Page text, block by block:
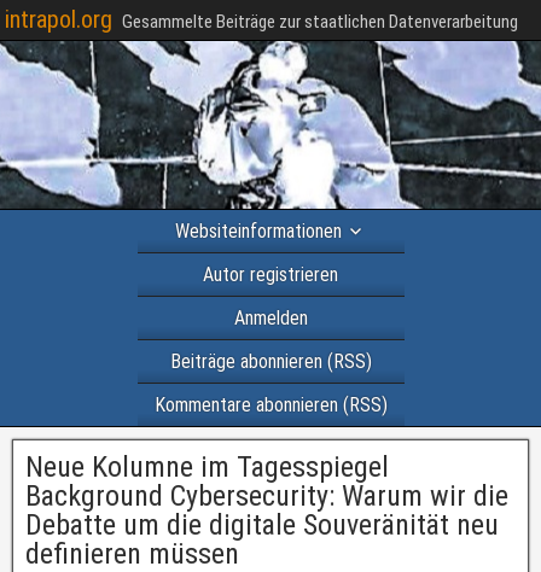
intrapol.org Gesammelte Beiträge zur staatlichen Datenverarbeitung
Websiteinformationen
Autor registrieren
Anmelden
Beiträge abonnieren (RSS)
Kommentare abonnieren (RSS)
Neue Kolumne im Tagesspiegel
Background Cybersecurity: Warum wir die
Debatte um die digitale Souveränität neu
definieren müssen